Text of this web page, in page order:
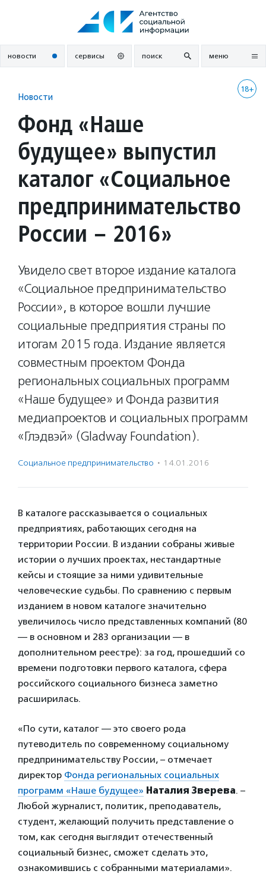
новости сервисы поиск меню
18+
Новости
Фонд «Наше
будущее» выпустил
каталог «Социальное
предпринимательство
России – 2016»
Увидело свет второе издание каталога
«Социальное предпринимательство
России», в которое вошли лучшие
социальные предприятия страны по
итогам 2015 года. Издание является
совместным проектом Фонда
региональных социальных программ
«Наше будущее» и Фонда развития
медиапроектов и социальных программ
«Глэдвэй» (Gladway Foundation).
Социальное предпри­нима­тель­ство · 14.01.2016
В каталоге рассказывается о социальных
предприятиях, работающих сегодня на
территории России. В издании собраны живые
истории о лучших проектах, нестандартные
кейсы и стоящие за ними удивительные
человеческие судьбы. По сравнению с первым
изданием в новом каталоге значительно
увеличилось число представленных компаний (80
— в основном и 283 организации — в
дополнительном реестре): за год, прошедший со
времени подготовки первого каталога, сфера
российского социального бизнеса заметно
расширилась.
«По сути, каталог — это своего рода
путеводитель по современному социальному
предпринимательству России, – отмечает
директор Фонда региональных социальных
программ «Наше будущее» Наталия Зверева. –
Любой журналист, политик, преподаватель,
студент, желающий получить представление о
том, как сегодня выглядит отечественный
социальный бизнес, сможет сделать это,
ознакомившись с собранными материалами».